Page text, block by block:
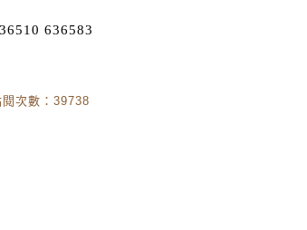
636583
次數：39738